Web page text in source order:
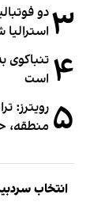
۳ استرالیا
۴ تنباکوی
است
۵ رویترز:
منطقه،
انتخاب